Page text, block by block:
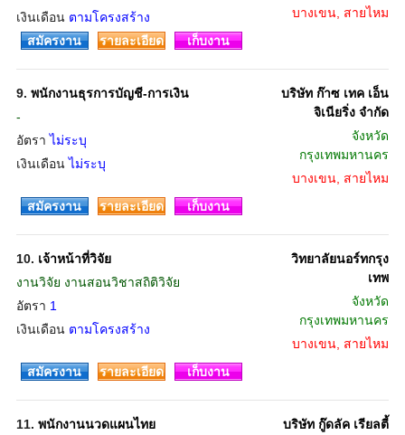
เงินเดือน ตามโครงสร้าง
บางเขน, สายไหม
สมัครงาน
รายละเอียด เก็บงาน
9. พนักงานธุรการบัญชี-การเงิน
-
อัตราไม่ระบุ
เงินเดือนไม่ระบุ
บริษัท ก๊าซ เทค เอ็น
จิเนียริ่ง จำกัด
จังหวัด
กรุงเทพมหานคร
บางเขน, สายไหม
สมัครงาน
รายละเอียด เก็บงาน
10. เจ้าหน้าที่วิจัย
งานวิจัย งานสอนวิชาสถิติวิจัย
อัตรา 1
เงินเดือน ตามโครงสร้าง
วิทยาลัยนอร์ทกรุง
เทพ
จังหวัด
กรุงเทพมหานคร
บางเขน, สายไหม
สมัครงาน
รายละเอียด เก็บงาน
11. พนักงานนวดแผนไทย
บริษัท กู๊ดลัค เรียลตี้